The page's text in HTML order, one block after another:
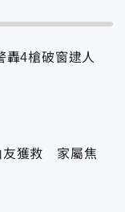
轟4槍破窗逮人
友獲救 家屬焦